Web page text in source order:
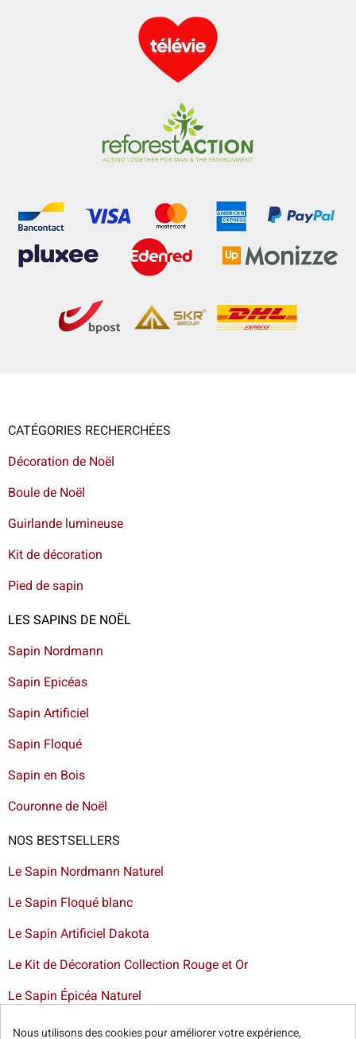
CATÉGORIES RECHERCHÉES
Décoration de Noël
Boule de Noël
Guirlande lumineuse
Kit de décoration
Pied de sapin
LES SAPINS DE NOËL
Sapin Nordmann
Sapin Epicéas
Sapin Artificiel
Sapin Floqué
Sapin en Bois
Couronne de Noël
NOS BESTSELLERS
Le Sapin Nordmann Naturel
Le Sapin Floqué blanc
Le Sapin Artificiel Dakota
Le Kit de Décoration Collection Rouge et Or
Le Sapin Épicéa Naturel
Livraison de sapin à Bruxelles-Livraison de sapins de Noël
Nous utilisons des cookies pour améliorer votre expérience,